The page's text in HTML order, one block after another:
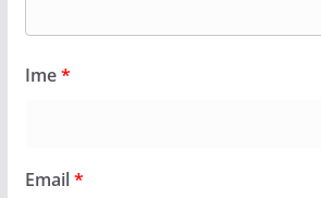
Ime*
Email*